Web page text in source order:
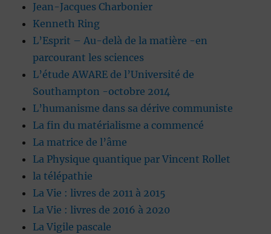
Jean-Jacques Charbonier
Kenneth Ring
L’Esprit – Au-delà de la matière -en
parcourant les sciences
L’étude AWARE de l’Université de
Southampton -octobre 2014
L’humanisme dans sa dérive communiste
La fin du matérialisme a commencé
La matrice de l’âme
La Physique quantique par Vincent Rollet
la télépathie
La Vie : livres de 2011 à 2015
La Vie : livres de 2016 à 2020
La Vigile pascale